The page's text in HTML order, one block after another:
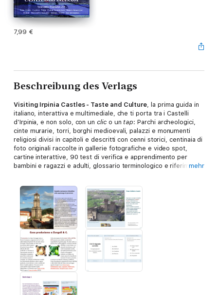
7,99 €
Beschreibung des Verlags
Visiting Irpinia Castles - Taste and Culture, la prima guida in
italiano, interattiva e multimediale, che ti porta tra i Castelli
d’Irpinia, e non solo, con unclico untap: Parchi archeologici,
cinte murarie, torri, borghi medioevali, palazzi e monumenti
religiosi divisi in capitoli e descritti con cenni storici, centinaia di
foto originali raccolte in gallerie fotografiche e video spot,
cartine interattive, 90 test di verifica e apprendimento per
bambini e ragazzi e adulti, glossario terminologico e riferimenti
elettronica per richiedere informazioni su disponibilità e sui
percorsi turistici e/o organizzare una visita ai luoghi storici; link
diretti al sito internet per accedere alle pagine in italiano,
inglese, tedesco e giapponese, link diretti ai social media
Facebook, Twitter, Blogger; Back Stage e note dell’autrice.
Versione in Italiano predisposta per iBooks/Libri per Mac, iPad,
iPhone.
In preparazione la versione in Giapponese.
mehr